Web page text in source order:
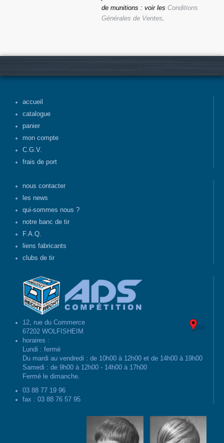
de munitions : voir les Conditions
Générales de Ventes.
accueil
catalogue
panier
mon compte
C.G.V.
frais de port
nous contacter
les news
qui-sommes nous ?
notre banc de tir
F.A.Q.
liens fabricants
clubs de tir
12, rue du Commerce
67202 WOLFISHEIM
horaires :
Lundi : fermé
Du mardi au vendredi : de 10h00 à 12h00 et de 14h00 à 19h00
Samedi : de 9h00 à 12h00 - 14h00 à 17h00
Fermé le dimanche.
03 88 77 19 96
fax : 03 88 76 57 95